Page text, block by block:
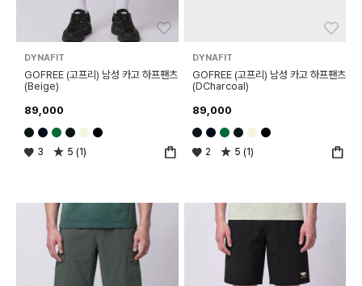
DYNAFIT
GOFREE (고프리) 남성 카고 하프팬츠
(Beige)
89,000
3 5 (1)
DYNAFIT
GOFREE (고프리) 남성 카고 하프팬츠
(DCharcoal)
89,000
2 5 (1)